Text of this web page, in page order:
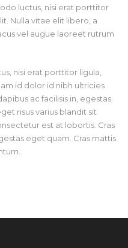
luctus, nisi erat porttitor
Nulla vitae elit libero, a
vel augue laoreet rutrum
nisi erat porttitor ligula,
id dolor id nibh ultricies
ac facilisis in, egestas
risus varius blandit sit
est at lobortis. Cras
eget quam. Cras mattis